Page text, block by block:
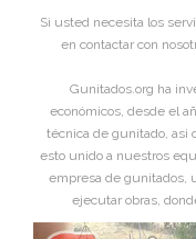
Si usted necesita los
en contactar con
Gunitados.org ha
económicos, desde el
técnica de gunitado, asi
esto unido a nuestros
empresa de gunitados,
ejecutar obras,